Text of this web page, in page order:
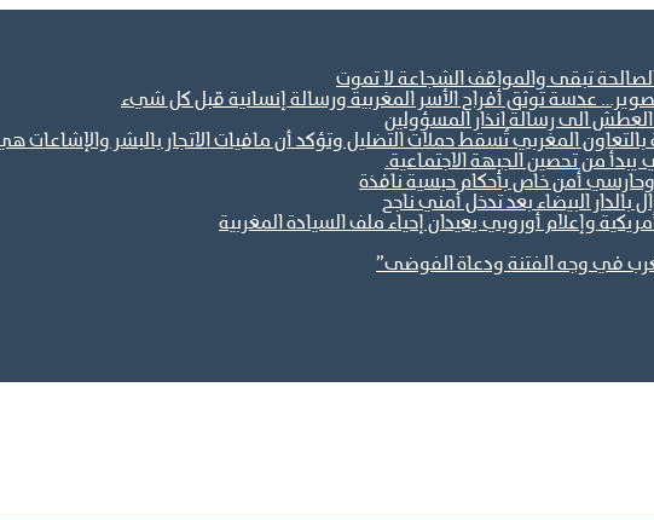
تبقى والمواقف الشجاعة لا تموت
عدسة توثق أفراح الأسر المغربية ورسالة إنسانية قبل كل شيء
العطش الى رسالة انذار المسؤولين
بالتعاون المغربي تُسقط حملات التضليل وتؤكد أن مافيات الاتجار بالبشر
وحارسي أمن خاص بأحكام حبسية نافذة
البيضاء بعد تدخل أمني ناجح
وإعلام أوروبي يعيدان إحياء ملف السيادة المغربية
في وجه الفتنة ودعاة الفوضى”